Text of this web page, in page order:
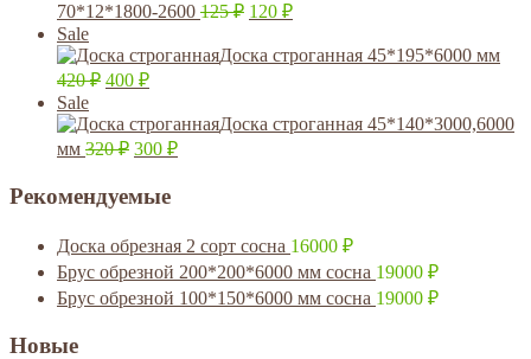
70*12*1800-2600 125₽ 120 ₽
Sale
Доска строганная 45*195*6000 мм
420₽ 400 ₽
Sale
Доска строганная 45*140*3000,6000
мм 320₽ 300 ₽
Рекомендуемые
Доска обрезная 2 сорт сосна 16000 ₽
Брус обрезной 200*200*6000 мм сосна 19000 ₽
Брус обрезной 100*150*6000 мм сосна 19000 ₽
Новые